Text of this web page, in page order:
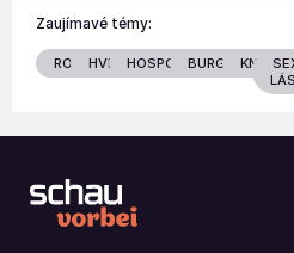
Zaujímavé témy:
RODINAHVIEZDYHOSPODÁRSTVO
BURGENLAND
KNIHY